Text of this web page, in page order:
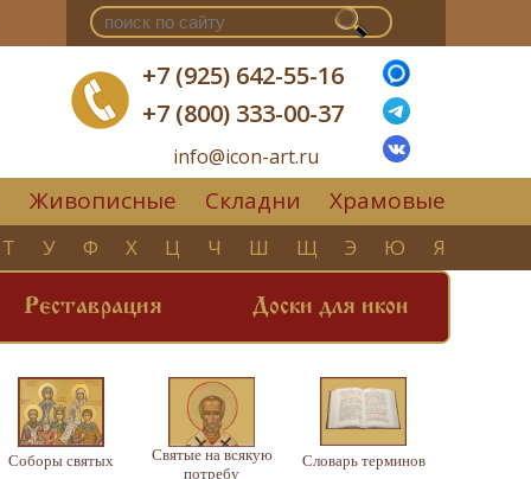
+7 (925) 642-55-16
+7 (800) 333-00-37
info@icon-art.ru
Живописные Складни Храмовые
Т У Ф Х Ц Ч Ш Щ Э Ю Я
Реставрация Доски для икон
Соборы святых
Святые на всякую
потребу
Словарь терминов